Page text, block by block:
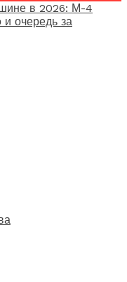
в 2026: М-4
и очередь за